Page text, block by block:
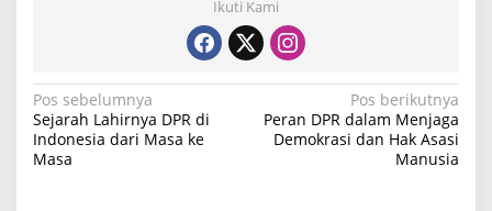
Ikuti Kami
N
a
v
Pos sebelumnya
Sejarah Lahirnya DPR di
Indonesia dari Masa ke
Masa
Pos berikutnya
Peran DPR dalam Menjaga
Demokrasi dan Hak Asasi
Manusia